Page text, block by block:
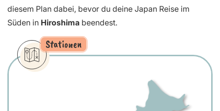
diesem Plan dabei, bevor du deine Japan Reise im
Süden in Hiroshima beendest.
Stationen